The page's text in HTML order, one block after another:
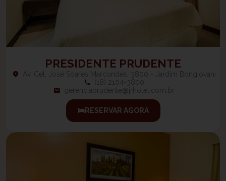
PRESIDENTE PRUDENTE
Av. Cel. José Soares Marcondes, 3800 - Jardim Bongiovani
(18) 2104-3800
gerenciaprudente@jrhotel.com.br
RESERVAR AGORA